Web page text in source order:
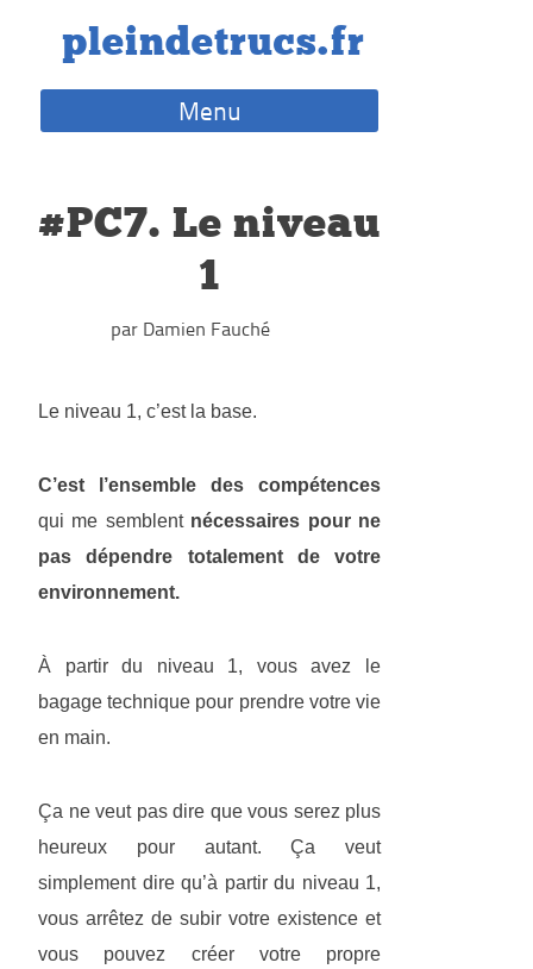
pleindetrucs.fr
Menu
#PC7. Le niveau
1
par Damien Fauché
Le niveau 1, c’est la base.
C’est l’ensemble des compétences
qui me semblentnécessaires pour ne
pas dépendre totalement de votre
environnement.
À partir du niveau 1, vous avez le
bagage technique pour prendre votre vie
en main.
Ça ne veut pas dire que vous serez plus
heureux pour autant. Ça veut
simplement dire qu’à partir du niveau 1,
vous arrêtez de subir votre existence et
vous pouvez créer votre propre